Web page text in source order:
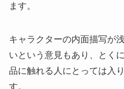
ます。
キャラクターの内面描写が
いという意見もあり、とく
品に触れる人にとっては入
す。